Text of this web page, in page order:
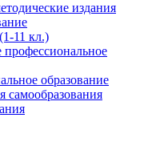
издания
11 кл.)
профессиональное
образование
самообразования